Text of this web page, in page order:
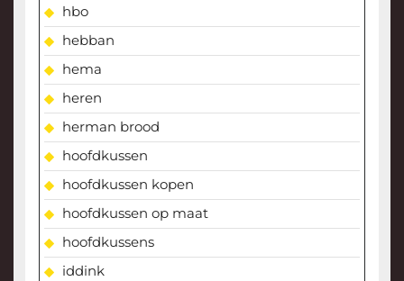
hbo
hebban
hema
heren
herman brood
hoofdkussen
hoofdkussen kopen
hoofdkussen op maat
hoofdkussens
iddink